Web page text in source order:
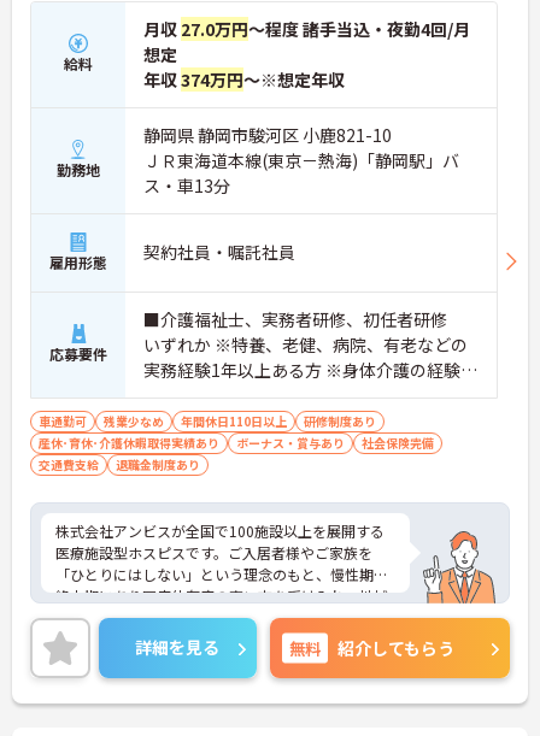
給料
月収 27.0万円～程度 諸手当込・夜勤4回/月
想定
年収374万円～※想定年収
勤務地
静岡県 静岡市駿河区 小鹿821-10
ＪＲ東海道本線(東京－熱海)「静岡駅」バ
ス・車13分
雇用形態 契約社員・嘱託社員
応募要件
■介護福祉士、実務者研修、初任者研修
いずれか ※特養、老健、病院、有老などの
実務経験1年以上ある方 ※身体介護の経験年
以上ある方、機械浴の使用の経験のある方
歓迎
車通勤可 残業少なめ 年間休日110日以上
研修制度あり
産休･育休･介護休暇取得実績あり
ボーナス・賞与あり
社会保険完備
交通費支給
退職金制度あり
株式会社アンビスが全国で100施設以上を展開する
医療施設型ホスピスです。ご入居者様やご家族を
「ひとりにはしない」という理念のもと、慢性期や
終末期にあり医療依存度の高い方を受け入れ、地域
医療を支える社会的意義の高い事業を推進していま
す。現場には看護師が24時間常駐しています。急変
時の対応や医療行為は看護師が担当するため、初任
者研修や実務者研修の方も食事介助や入浴介助など
の生活を支えるケアに専念できる環境です。多職種
詳細を見る 無料 紹介してもらう